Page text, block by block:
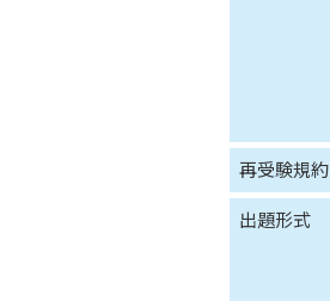
再受験規約
出題形式